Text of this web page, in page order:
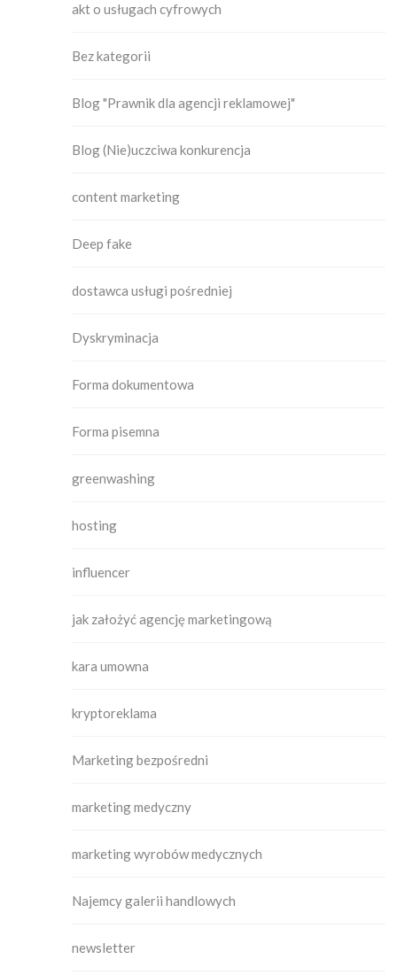
akt o usługach cyfrowych
Bez kategorii
Blog "Prawnik dla agencji reklamowej"
Blog (Nie)uczciwa konkurencja
content marketing
Deep fake
dostawca usługi pośredniej
Dyskryminacja
Forma dokumentowa
Forma pisemna
greenwashing
hosting
influencer
jak założyć agencję marketingową
kara umowna
kryptoreklama
Marketing bezpośredni
marketing medyczny
marketing wyrobów medycznych
Najemcy galerii handlowych
newsletter